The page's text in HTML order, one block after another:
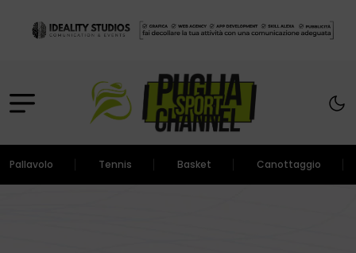
Pallavolo Tennis Basket Canottaggio